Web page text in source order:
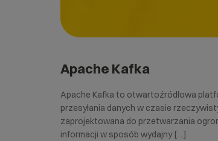
Apache Kafka
Apache Kafka to otwartoźródłowa
przesyłania danych w czasie
zaprojektowana do przetwarzania
informacji w sposób wydajny […]